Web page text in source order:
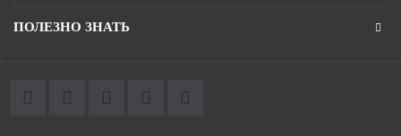
ПОЛЕЗНО ЗНАТЬ